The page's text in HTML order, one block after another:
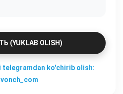
(YUKLAB OLISH)
telegramdan ko'chirib olish: